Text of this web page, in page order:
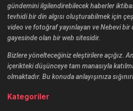
gündemini ilgilendirebilecek haberler
tevhidi bir din algısı oluşturabilmek için
video ve fotoğraf yayınlayan ve Nebevi bir
gayesinde olan bir web sitesidir.
Bizlere yönelteceğiniz eleştirilere açığız.
içerikteki düşünceye tam manasıyla
olmaktadır. Bu konuda anlayışınıza
Kategoriler